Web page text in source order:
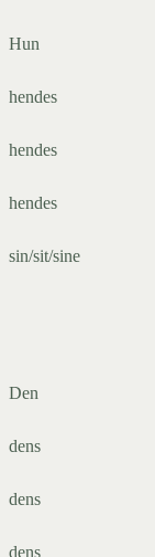
Hun
hendes
hendes
hendes
sin/sit/sine
Den
dens
dens
dens